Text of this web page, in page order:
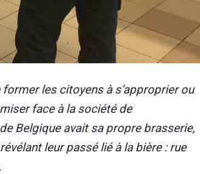
les citoyens à s’approprier ou
face à la société de
Belgique avait sa propre brasserie,
leur passé lié à la bière : rue